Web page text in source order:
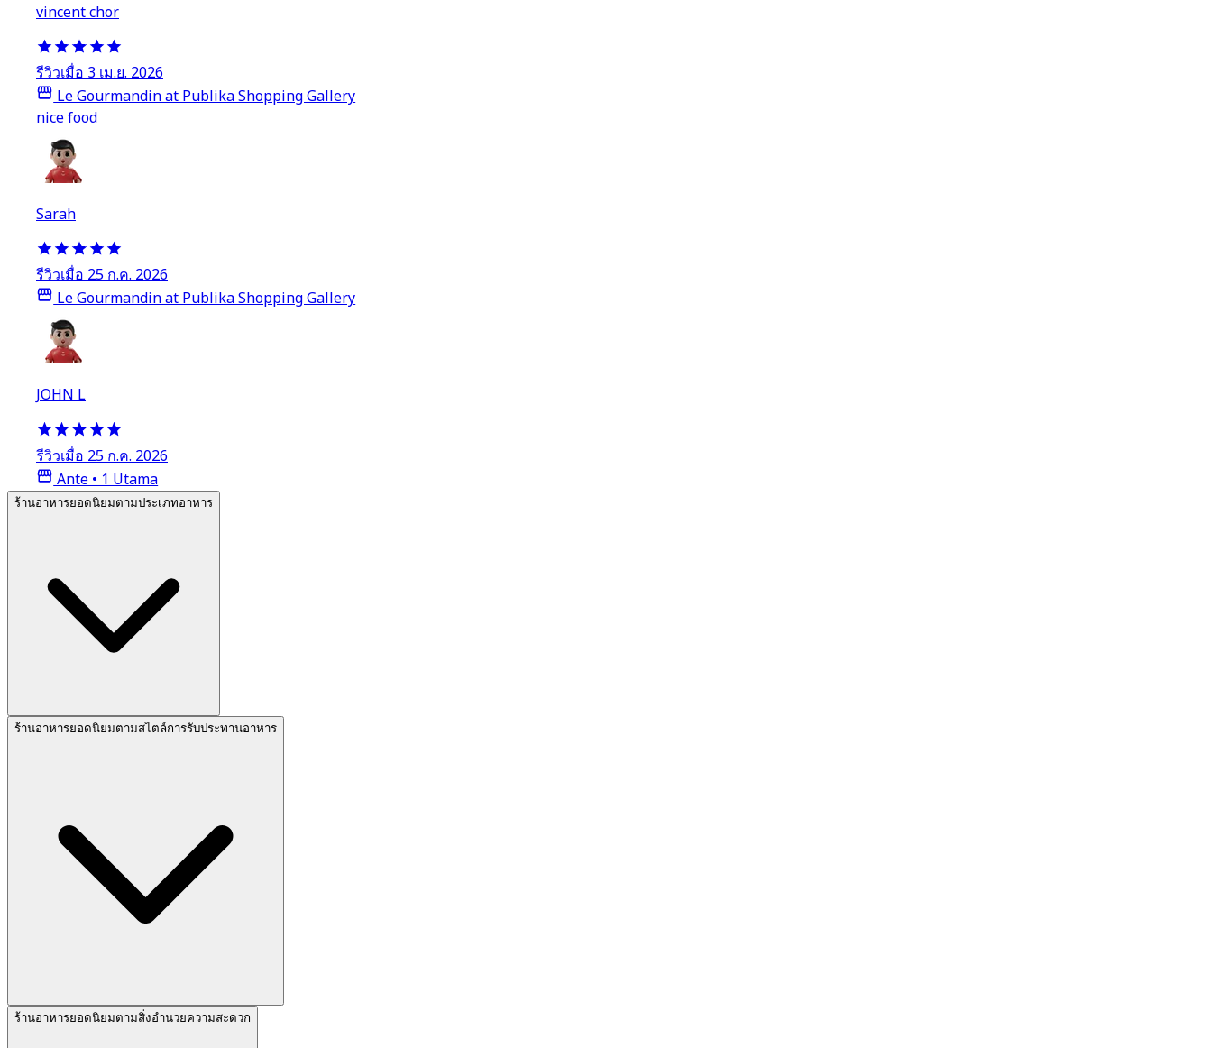
vincent chor
รีวิวเมื่อ 3 เม.ย. 2026
Le Gourmandin at Publika Shopping Gallery
nice food
Sarah
รีวิวเมื่อ 25 ก.ค. 2026
Le Gourmandin at Publika Shopping Gallery
JOHN L
รีวิวเมื่อ 25 ก.ค. 2026
Ante • 1 Utama
ร้านอาหารยอดนิยมตามประเภทอาหาร
ร้านอาหารยอดนิยมตามสไตล์การรับประทานอาหาร
ร้านอาหารยอดนิยมตามสิ่งอำนวยความสะดวก